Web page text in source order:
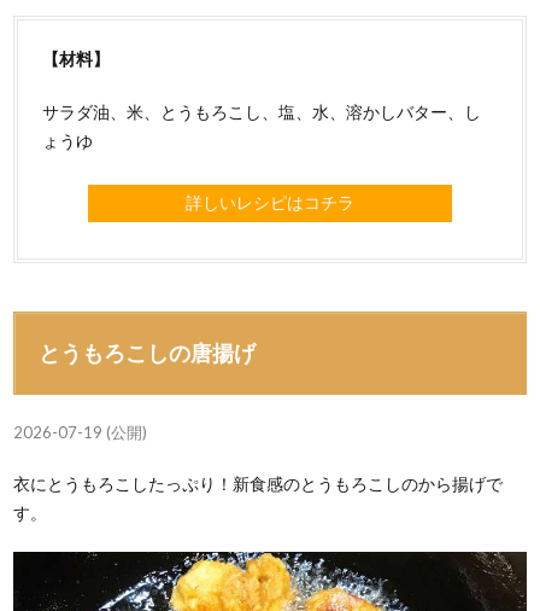
【材料】
サラダ油、米、とうもろこし、塩、水、溶かしバター、し
ょうゆ
詳しいレシピはコチラ
とうもろこしの唐揚げ
2026-07-19 (公開)
衣にとうもろこしたっぷり！新食感のとうもろこしのから揚げで
す。